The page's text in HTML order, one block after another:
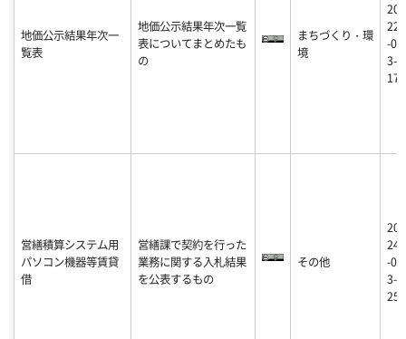
地価公示結果年次一
覧表
地価公示結果年次一覧
表についてまとめたも
の
まちづくり・環
境
20
22
-0
3-
17
営繕積算システム用
パソコン機器等賃貸
借
営繕課で契約を行った
業務に関する入札結果
を公表するもの
その他
20
24
-0
3-
25